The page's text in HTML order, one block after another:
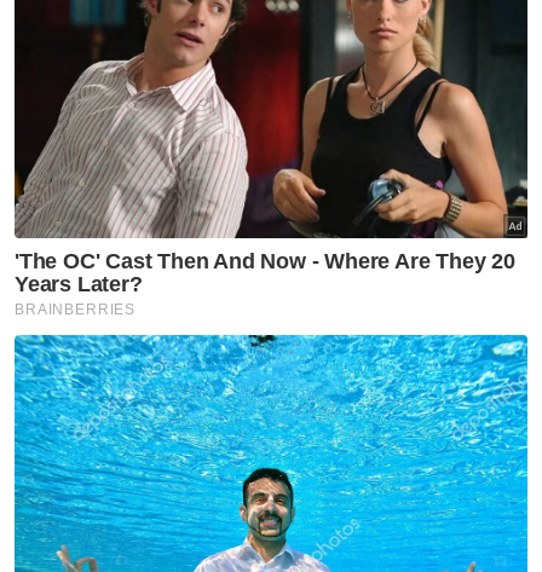
tinggi.
“Anak-anak muda dekat dengan teknologi
dan kemudahan canggih kecerdasan buatan,
internet dan dron.
“Kita modenkan peralatan menangkap ikan,
maka akan meningkatkan minat mereka
terhadap industri perikanan,” katanya.
Artikel Berkaitan:
Nelayan terjun laut selepas bot terbakar dikhuatiri
lemas
Kerajaan lulus RM300 juta perkasa sektor perikanan
LKIM bangunkan aplikasi digital bantu nelayan akses
subsidi minyak
Beliau turut mendedahkan hanya 20 hingga
30 peratus daripada 112,000 nelayan
berdaftar di seluruh negara terdiri daripada